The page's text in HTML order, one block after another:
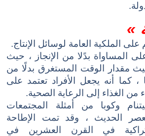
»
الملكية العامة لوسائل الإنتاج.
المساواة بدًلا من الإنجاز ، حيث
مقدار الوقت المستغرق بدلًا من
، كما أنه يجعل الأفراد تعتمد على
الغذاء إلى الرعاية الصحية.
وكوبا من أمثلة المجتمعات
الحديث ، وقد تمت الإطاحة
في القرن العشرين في